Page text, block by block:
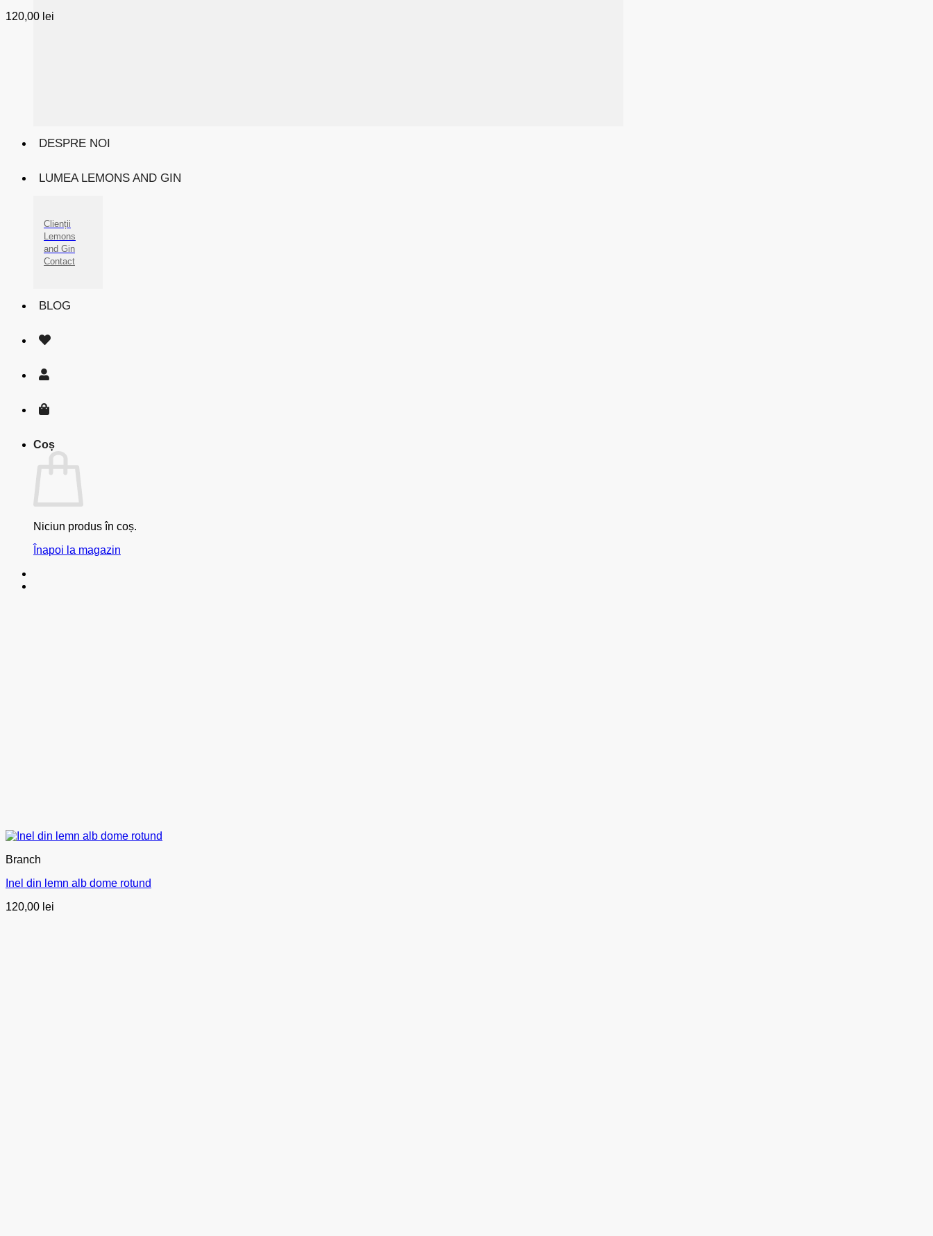
DESPRE NOI
LUMEA LEMONS AND GIN
Clienții
Lemons
and Gin
Contact
BLOG
Coș
Niciun produs în coș.
Înapoi la magazin
120,00 lei
Branch
Inel din lemn alb dome rotund
120,00 lei